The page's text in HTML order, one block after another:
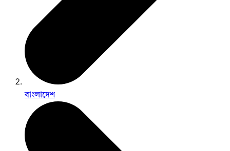
বাংলাদেশ